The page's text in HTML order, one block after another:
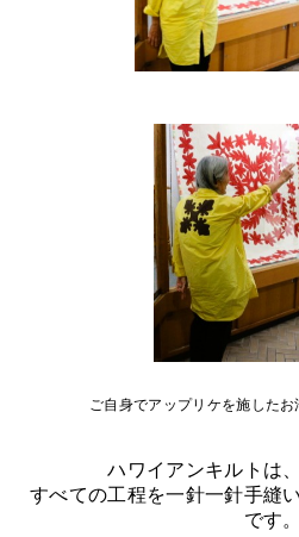
ご自身でアップリケを施した
ハワイアンキルトは
すべての工程を一針一針手縫
です。